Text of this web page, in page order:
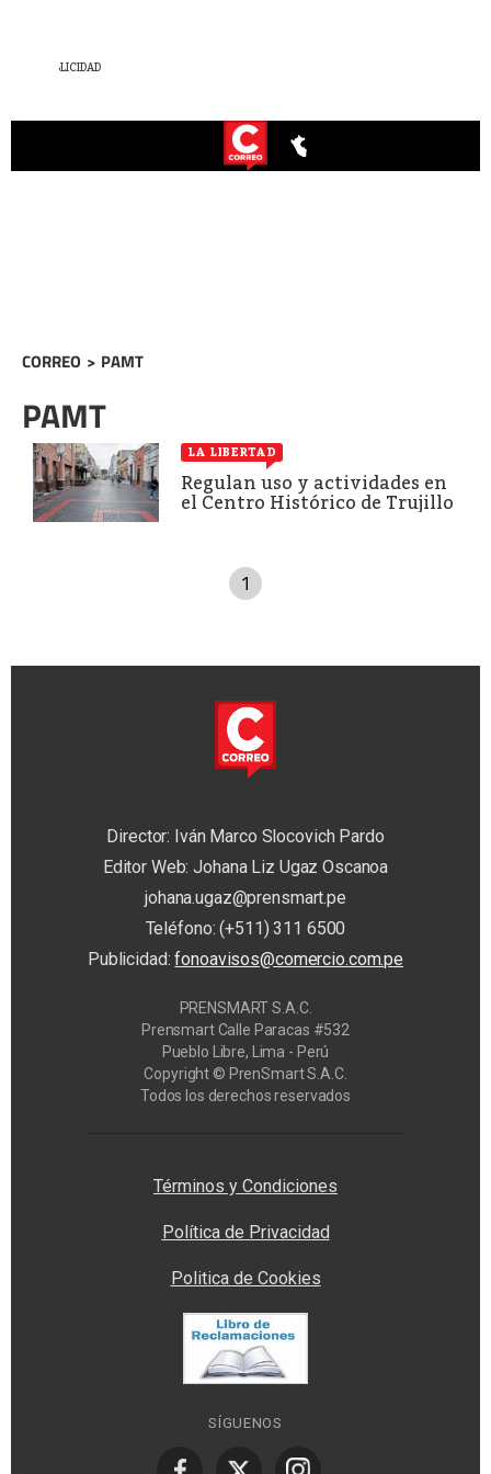
CORREO > PAMT
PAMT
LA LIBERTAD
Regulan uso y actividades en
el Centro Histórico de Trujillo
1
Director: Iván Marco Slocovich Pardo
Editor Web: Johana Liz Ugaz Oscanoa
johana.ugaz@prensmart.pe
Teléfono: (+511) 311 6500
Publicidad:fonoavisos@comercio.com.pe
PRENSMART S.A.C.
Prensmart Calle Paracas #532
Pueblo Libre, Lima - Perú
Copyright © PrenSmart S.A.C.
Todos los derechos reservados
Términos y Condiciones
Política de Privacidad
Politica de Cookies
SÍGUENOS